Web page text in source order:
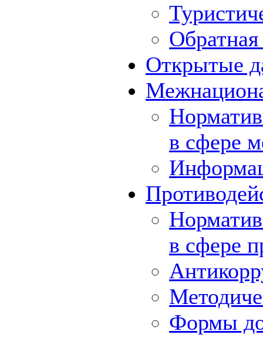
Обратная
Открытые
в сфере
в сфере
Формы